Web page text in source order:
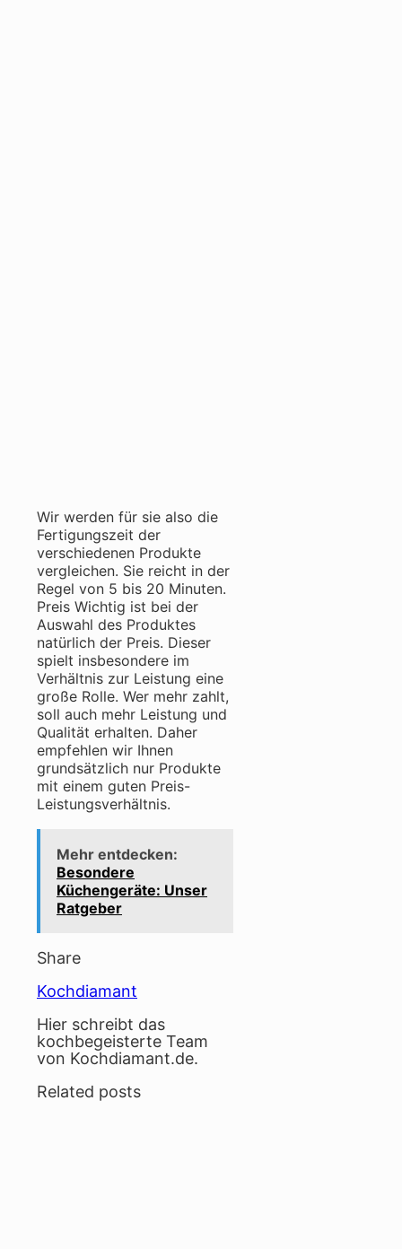
Wir werden für sie also die
Fertigungszeit der
verschiedenen Produkte
vergleichen. Sie reicht in der
Regel von 5 bis 20 Minuten.
Preis Wichtig ist bei der
Auswahl des Produktes
natürlich der Preis. Dieser
spielt insbesondere im
Verhältnis zur Leistung eine
große Rolle. Wer mehr zahlt,
soll auch mehr Leistung und
Qualität erhalten. Daher
empfehlen wir Ihnen
grundsätzlich nur Produkte
mit einem guten Preis-
Leistungsverhältnis.
Mehr entdecken:
Besondere
Küchengeräte: Unser
Ratgeber
Share
Kochdiamant
Hier schreibt das
kochbegeisterte Team
von Kochdiamant.de.
Related posts